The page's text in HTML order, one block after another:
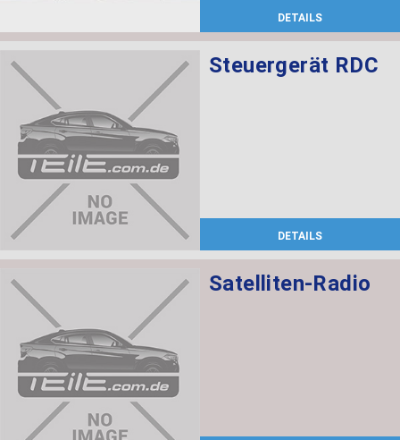
DETAILS
Steuergerät RDC
DETAILS
Satelliten-Radio